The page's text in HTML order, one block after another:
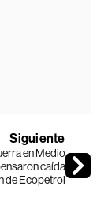
Siguiente
en Medio
caída
de Ecopetrol